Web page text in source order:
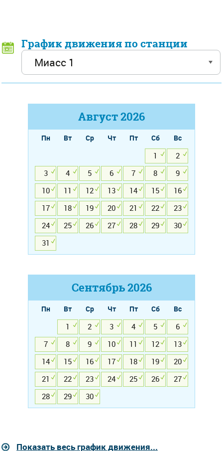
График движения по станции
Август2026
Пн Вт Ср Чт Пт Сб
Вс
1
2
3
4 5 6 7 8
9
10
11 12 13 14 15
16
17
18 19 20 21 22
23
24
25 26 27 28 29
30
31
Сентябрь2026
Пн Вт Ср Чт Пт Сб
Вс
1
2 3 4 5
6
7
8 9 10 11 12
13
14
15 16 17 18 19
20
21
22 23 24 25 26
27
28
29 30
Показать весь график движения...